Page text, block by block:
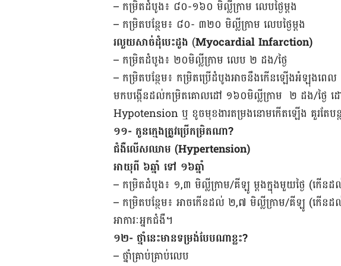
– កម្រិត​ដំបូង៖ ៨០-១៦០ មិល្លីក្រាម លេបថ្ងៃម្តង
– កម្រិត​បន្ថែម៖ ៨០- ៣២០ មិល្លីក្រាម លេបថ្ងៃម្តង
រលួយសាច់ដំុបេះដូង (Myocardial Infarction)
– កម្រិត​ដំបូង៖ ២០មិល្លីក្រាម លេប ២ ដង/ថ្ងៃ
– កម្រិត​​បន្ថែម៖​ កម្រិត​ប្រើ​ដំបូងអាច​នឹងកើនឡើងអំឡុង​ពេល​
មក​បង្កើន​ដល់​កម្រិត​គោលដៅ​ ១៦០មិល្លីក្រាម ២ ​ដង/ថ្ងៃ
Hypotension ឬ ខូច​មុខងារ​តម្រងនោម​កើតឡើង គួរ​តែ​បន្
១១- កូន​ក្មេង​ត្រូវ​ប្រើ​កម្រិត​ណា?
ជំងឺ​លើស​ឈាម (Hypertension)
អាយុ​ពី ៦ឆ្នាំ ទៅ ១៦ឆ្នាំ
– កម្រិត​ដំបូង៖ ១,៣ មិល្លីក្រាម/គីឡូ ម្ដងក្នុងមួយថ្ងៃ (កើន
– កម្រិត​បន្ថែម៖ អាចកើនដល់ ២,៧ មិល្លីក្រាម/គីឡូ (កើនដ
អាការៈ​អ្នក​ជំងឺ។
១២- ថ្នាំ​នេះ​មាន​ទម្រង់​បែប​ណា​ខ្លះ?
– ថ្នាំ​គ្រាប់​គ្រាប់លេប